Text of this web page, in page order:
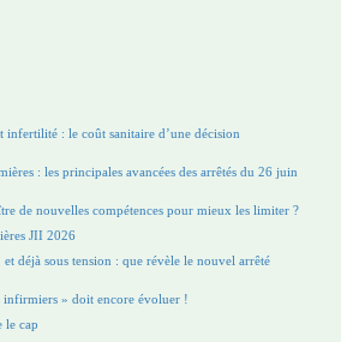
infertilité : le coût sanitaire d’une décision
: les principales avancées des arrêtés du 26 juin
de nouvelles compétences pour mieux les limiter ?
JII 2026
déjà sous tension : que révèle le nouvel arrêté
infirmiers » doit encore évoluer !
le cap